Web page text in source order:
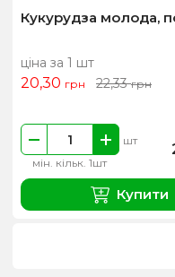
Кукурудза молода,
ціна за 1 шт
20,30 грн 22,33грн
мін. кільк. 1шт
шт
Купити